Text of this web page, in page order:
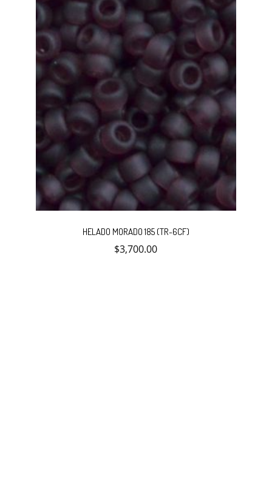
HELADO MORADO 185 (TR-6CF)
$3,700.00